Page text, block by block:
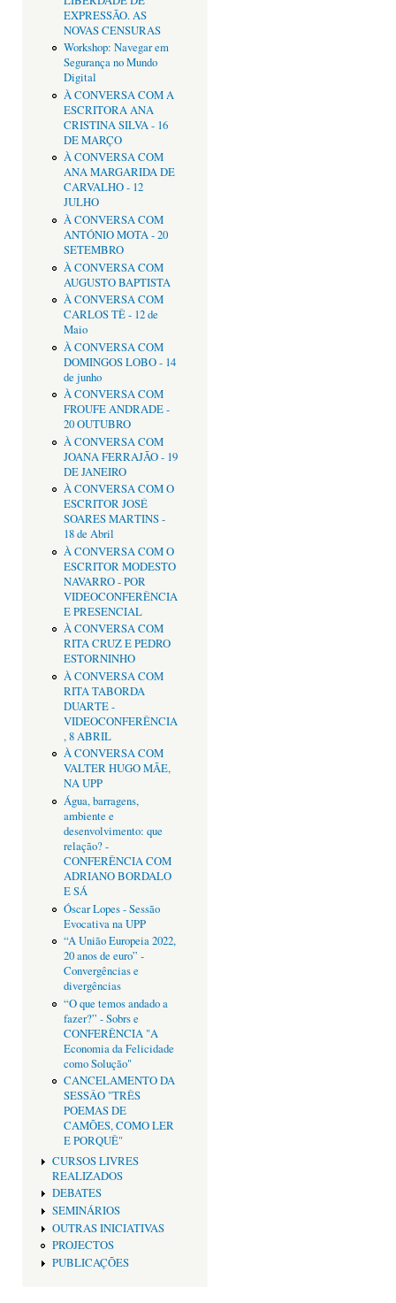
EXPRESSÃO. AS
NOVAS CENSURAS
Workshop: Navegar em
Segurança no Mundo
Digital
À CONVERSA COM A
ESCRITORA ANA
CRISTINA SILVA - 16
DE MARÇO
À CONVERSA COM
ANA MARGARIDA DE
CARVALHO - 12
JULHO
À CONVERSA COM
ANTÓNIO MOTA - 20
SETEMBRO
À CONVERSA COM
AUGUSTO BAPTISTA
À CONVERSA COM
CARLOS TÊ - 12 de
Maio
À CONVERSA COM
DOMINGOS LOBO - 14
de junho
À CONVERSA COM
FROUFE ANDRADE -
20 OUTUBRO
À CONVERSA COM
JOANA FERRAJÃO - 19
DE JANEIRO
À CONVERSA COM O
ESCRITOR JOSÉ
SOARES MARTINS -
18 de Abril
À CONVERSA COM O
ESCRITOR MODESTO
NAVARRO - POR
VIDEOCONFERÊNCIA
E PRESENCIAL
À CONVERSA COM
RITA CRUZ E PEDRO
ESTORNINHO
À CONVERSA COM
RITA TABORDA
DUARTE -
VIDEOCONFERÊNCIA
, 8 ABRIL
À CONVERSA COM
VALTER HUGO MÃE,
NA UPP
Água, barragens,
ambiente e
desenvolvimento: que
relação? -
CONFERÊNCIA COM
ADRIANO BORDALO
E SÁ
Óscar Lopes - Sessão
Evocativa na UPP
“A União Europeia 2022,
20 anos de euro” -
Convergências e
divergências
“O que temos andado a
fazer?” - Sobrs e
CONFERÊNCIA "A
Economia da Felicidade
como Solução"
CANCELAMENTO DA
SESSÂO "TRÊS
POEMAS DE
CAMÕES, COMO LER
E PORQUÊ"
CURSOS LIVRES
REALIZADOS
DEBATES
SEMINÁRIOS
OUTRAS INICIATIVAS
PROJECTOS
PUBLICAÇÕES